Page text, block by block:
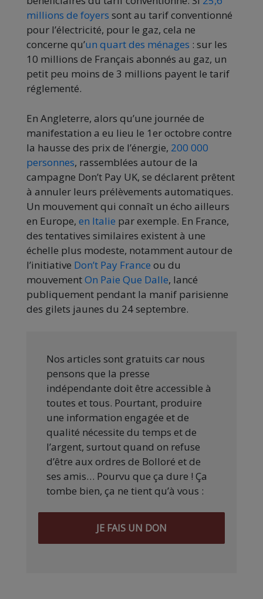
millions de foyers sont au tarif conventionné
pour l’électricité, pour le gaz, cela ne
concerne qu’un quart des ménages : sur les
10 millions de Français abonnés au gaz, un
petit peu moins de 3 millions payent le tarif
réglementé.
En Angleterre, alors qu’une journée de
manifestation a eu lieu le 1er octobre contre
la hausse des prix de l’énergie, 200 000
personnes, rassemblées autour de la
campagne Don’t Pay UK, se déclarent prêtent
à annuler leurs prélèvements automatiques.
Un mouvement qui connaît un écho ailleurs
en Europe, en Italie par exemple. En France,
des tentatives similaires existent à une
échelle plus modeste, notamment autour de
l’initiative Don’t Pay France ou du
mouvementOn Paie Que Dalle, lancé
publiquement pendant la manif parisienne
des gilets jaunes du 24 septembre.
Nos articles sont gratuits car nous
pensons que la presse
indépendante doit être accessible à
toutes et tous. Pourtant, produire
une information engagée et de
qualité nécessite du temps et de
l’argent, surtout quand on refuse
d’être aux ordres de Bolloré et de
ses amis… Pourvu que ça dure ! Ça
tombe bien, ça ne tient qu’à vous :
JE FAIS UN DON